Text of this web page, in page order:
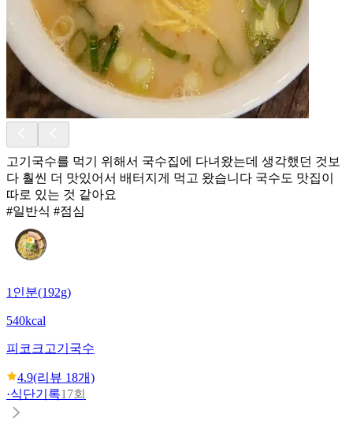
고기국수를 먹기 위해서 국수집에 다녀왔는데 생각했던 것보
다 훨씬 더 맛있어서 배터지게 먹고 왔습니다 국수도 맛집이
따로 있는 것 같아요
#일반식 #점심
1인분(192g)
540kcal
피코크 고기국수
4.9(리뷰 18개)
·식단기록17회